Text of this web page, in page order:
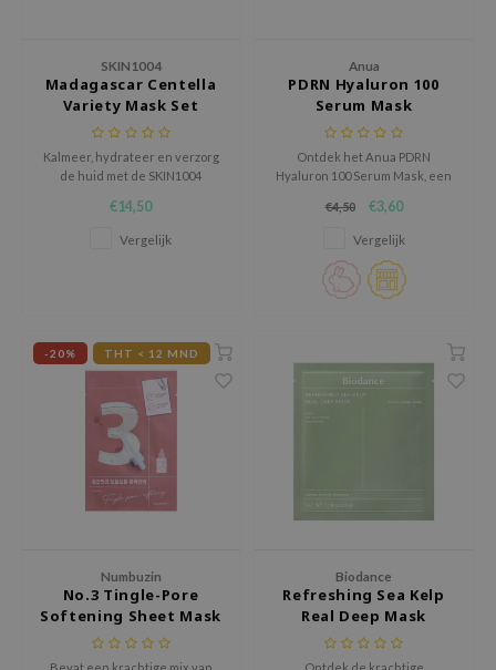
All
SKIN1004
Madagascar Centella
Variety Mask Set
Kalmeer, hydrateer en verzorg
de huid met de SKIN1004
Mask Set, een complete set met
voor verschillende
€14,50
Vergelijk
Anua
PDRN Hyaluron 100
Serum Mask
Ontdek het Anua PDRN
Hyaluron 100 Serum Mask, een
sheetmasker verrijkt met PDRN,
gehydrolyseerd collageen.
€4,50 €3,60
Vergelijk
-20% THT < 12 MND
Numbuzin
No.3 Tingle-Pore
Softening Sheet Mask
Biodance
Refreshing Sea Kelp
Real Deep Mask